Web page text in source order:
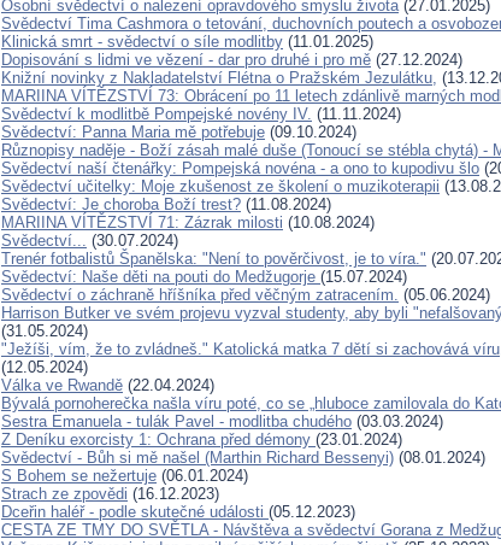
Osobní svědectví o nalezení opravdového smyslu života(27.01.2025)
Svědectví Tima Cashmora o tetování, duchovních poutech a
Klinická smrt - svědectví o síle modlitby (11.01.2025)
Dopisování s lidmi ve vězení - dar pro druhé i pro mě (27.12.2024)
Knižní novinky z Nakladatelství Flétna o Pražském Jezulátku,
MARIINA VÍTĚZSTVÍ 73: Obrácení po 11 letech zdánlivě marných
Svědectví k modlitbě Pompejské novény IV. (11.11.2024)
Svědectví: Panna Maria mě potřebuje (09.10.2024)
Různopisy naděje - Boží zásah malé duše (Tonoucí se stébla chytá) -
Svědectví naší čtenářky: Pompejská novéna - a ono to kupodivu šlo
Svědectví učitelky: Moje zkušenost ze školení o muzikoterapii
Svědectví: Je choroba Boží trest? (11.08.2024)
MARIINA VÍTĚZSTVÍ 71: Zázrak milosti (10.08.2024)
Svědectví... (30.07.2024)
Trenér fotbalistů Španělska: "Není to pověrčivost, je to víra."
Svědectví: Naše děti na pouti do Medžugorje (15.07.2024)
Svědectví o záchraně hříšníka před věčným zatracením. (05.06.2024)
Harrison Butker ve svém projevu vyzval studenty, aby byli
(31.05.2024)
"Ježíši, vím, že to zvládneš." Katolická matka 7 dětí si zachovává
(12.05.2024)
Válka ve Rwandě (22.04.2024)
Bývalá pornoherečka našla víru poté, co se „hluboce zamilovala do
Sestra Emanuela - tulák Pavel - modlitba chudého (03.03.2024)
Z Deníku exorcisty 1: Ochrana před démony (23.01.2024)
Svědectví - Bůh si mě našel (Marthin Richard Bessenyi) (08.01.2024)
S Bohem se nežertuje (06.01.2024)
Strach ze zpovědi (16.12.2023)
Dceřin haléř - podle skutečné události (05.12.2023)
CESTA ZE TMY DO SVĚTLA - Návštěva a svědectví Gorana z